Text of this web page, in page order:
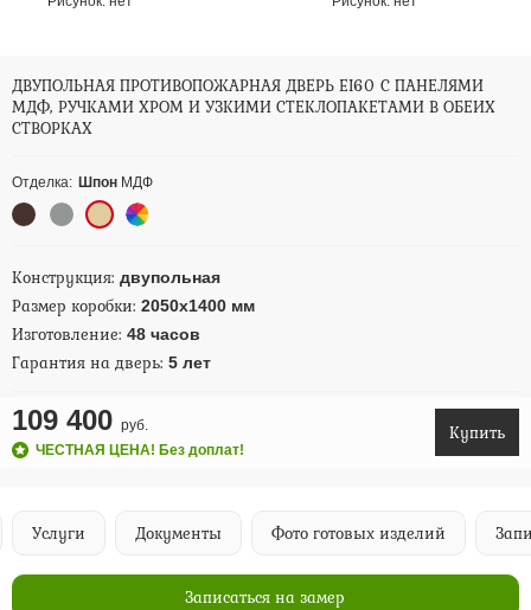
ДВУПОЛЬНАЯ ПРОТИВОПОЖАРНАЯ ДВЕРЬ EI60 С ПАНЕЛЯМИ
МДФ, РУЧКАМИ ХРОМ И УЗКИМИ СТЕКЛОПАКЕТАМИ В ОБЕИХ
СТВОРКАХ
Отделка: Шпон МДФ
Конструкция: двупольная
Размер коробки: 2050х1400 мм
Изготовление: 48 часов
Гарантия на дверь: 5 лет
109 400 руб.
ЧЕСТНАЯ ЦЕНА! Без доплат!
Купить
Услуги Документы Фото готовых изделий
Записаться на замер